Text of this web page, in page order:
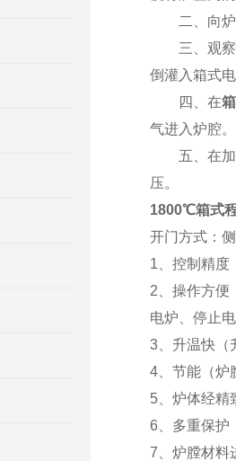
二、向炉
三、观察炉
倒灌入箱式
四、在
气进入炉腔。
五、在加工
压。
1800℃箱式
开门方式：
1、控制精
2、操作方便
电炉、停止
3、升温快
4、节能（炉
5、炉体经精
6、多重保护
7、炉膛材料